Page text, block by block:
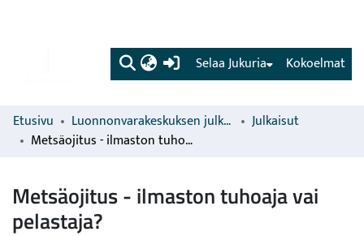
(current) Kokoelmat
Selaa Jukuria
Etusivu Luonnonvarakeskuksen julkaisut
Julkaisut
Metsäojitus - ilmaston tuhoaja vai pelastaja?
Metsäojitus - ilmaston tuhoaja vai
pelastaja?